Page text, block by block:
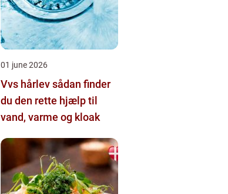
01 june 2026
Vvs hårlev sådan finder
du den rette hjælp til
vand, varme og kloak